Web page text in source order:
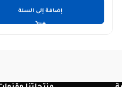
إضافة إلى السلة